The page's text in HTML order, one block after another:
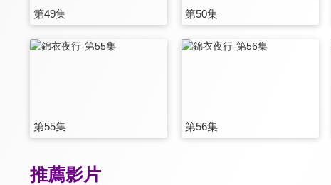
第49集 第50集
第55集 第56集
推薦影片